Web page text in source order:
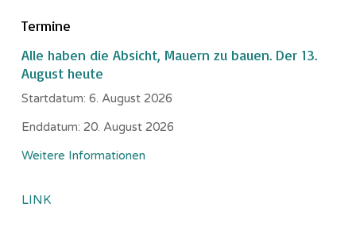
Termine
Alle haben die Absicht, Mauern zu bauen. Der 13.
August heute
Startdatum: 6. August 2026
Enddatum: 20. August 2026
Weitere Informationen
LINK